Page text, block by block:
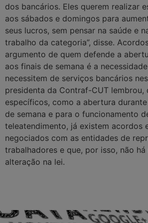
dos bancários. Eles querem realizar
aos sábados e domingos para
seus lucros, sem pensar na saúde e
trabalho da categoria”, disse.
argumento de quem defende a
aos finais de semana é a
necessitem de serviços bancários
presidenta da Contraf-CUT lembrou,
específicos, como a abertura
de semana e para o funcionamento
teleatendimento, já existem acordos
negociados com as entidades de
trabalhadores e que, por isso, não
alteração na lei.